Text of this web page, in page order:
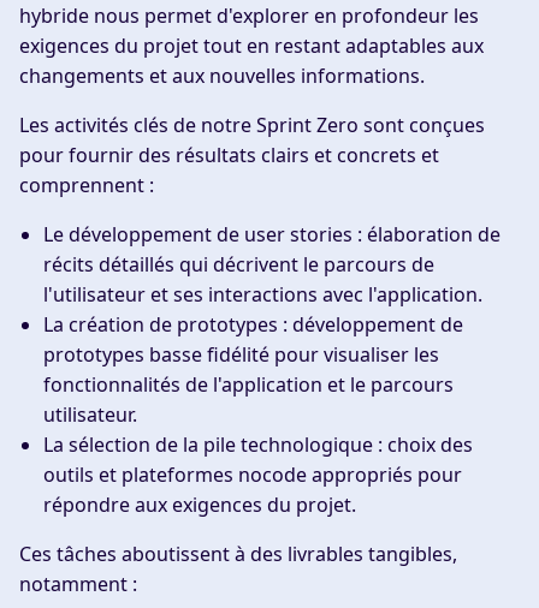
hybride nous permet d'explorer en profondeur les
exigences du projet tout en restant adaptables aux
changements et aux nouvelles informations.
Les activités clés de notre Sprint Zero sont conçues
pour fournir des résultats clairs et concrets et
comprennent :
Le développement de user stories : élaboration de
récits détaillés qui décrivent le parcours de
l'utilisateur et ses interactions avec l'application.
La création de prototypes : développement de
prototypes basse fidélité pour visualiser les
fonctionnalités de l'application et le parcours
utilisateur.
La sélection de la pile technologique : choix des
outils et plateformes nocode appropriés pour
répondre aux exigences du projet.
Ces tâches aboutissent à des livrables tangibles,
notamment :